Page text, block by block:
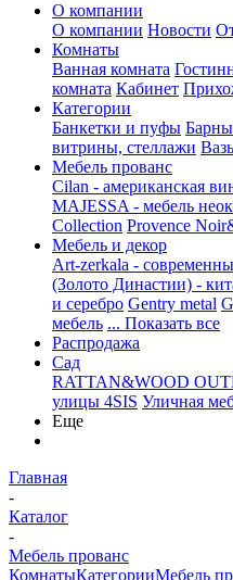
О компании
О компании Новости
Комнаты
Ванная комната
комната Кабинет
Категории
Банкетки и пуфы
витрины, стеллажи
Мебель прованс
Cilan - американская
MAJESSA - мебель
Collection Provence
Мебель и декор
Art-zerkala -
(Золото Династии) -
и серебро Gentry metal
мебель ... Показать все
Распродажа
Сад
RATTAN&WOOD
улицы 4SIS Уличная
Еще
Главная
-
Каталог
-
Мебель прованс
КомнатыКатегорииМебель